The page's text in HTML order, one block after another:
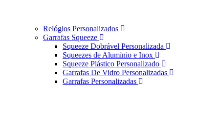
Relógios Personalizados
Garrafas Squeeze
Squeeze Dobrável Personalizada
Squeezes de Alumínio e Inox
Squeeze Plástico Personalizado
Garrafas De Vidro Personalizadas
Garrafas Personalizadas